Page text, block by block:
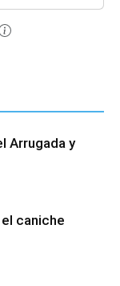
Arrugada y
caniche